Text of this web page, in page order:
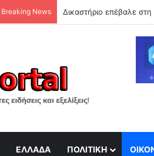
Breaking News Γιατί δεν μας αρέσουμε
ΕΛΛΆΔΑ ΠΟΛΙΤΙΚΉ